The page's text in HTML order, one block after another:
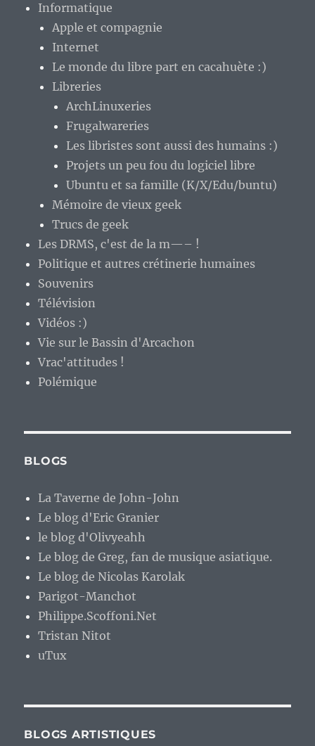
Informatique
Apple et compagnie
Internet
Le monde du libre part en cacahuète :)
Libreries
ArchLinuxeries
Frugalwareries
Les libristes sont aussi des humains :)
Projets un peu fou du logiciel libre
Ubuntu et sa famille (K/X/Edu/buntu)
Mémoire de vieux geek
Trucs de geek
Les DRMS, c'est de la m—– !
Politique et autres crétinerie humaines
Souvenirs
Télévision
Vidéos :)
Vie sur le Bassin d'Arcachon
Vrac'attitudes !
Polémique
BLOGS
La Taverne de John-John
Le blog d'Eric Granier
le blog d'Olivyeahh
Le blog de Greg, fan de musique asiatique.
Le blog de Nicolas Karolak
Parigot-Manchot
Philippe.Scoffoni.Net
Tristan Nitot
uTux
BLOGS ARTISTIQUES